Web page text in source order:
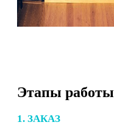
Этапы работы
1. ЗАКАЗ